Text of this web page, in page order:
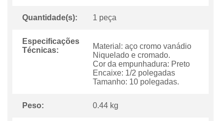
Quantidade(s): 1 peça
Especificações
Técnicas:
Material: aço cromo vanádio
Niquelado e cromado.
Cor da empunhadura: Preto
Encaixe: 1/2 polegadas
Tamanho: 10 polegadas.
Peso: 0.44 kg